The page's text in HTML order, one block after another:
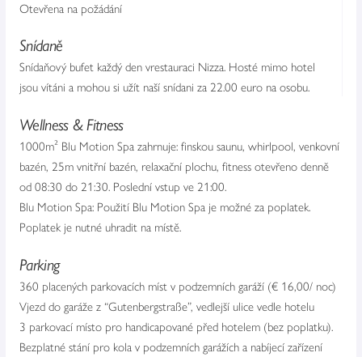
Otevřena na požádání
Snídaně
Snídaňový bufet každý den vrestauraci Nizza. Hosté mimo hotel
jsou vítáni a mohou si užít naší snídani za 22.00 euro na osobu.
Wellness & Fitness
1000m² Blu Motion Spa zahrnuje: finskou saunu, whirlpool, venkovní
bazén, 25m vnitřní bazén, relaxační plochu, fitness otevřeno denně
od 08:30 do 21:30. Poslední vstup ve 21:00.
Blu Motion Spa: Použití Blu Motion Spa je možné za poplatek.
Poplatek je nutné uhradit na místě.
Parking
360 placených parkovacích míst v podzemních garáží (€ 16,00/ noc)
Vjezd do garáže z “Gutenbergstraße”, vedlejší ulice vedle hotelu
3 parkovací místo pro handicapované před hotelem (bez poplatku).
Bezplatné stání pro kola v podzemních garážích a nabíjecí zařízení